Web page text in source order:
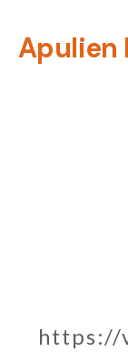
Inhalt
Apulien
https://